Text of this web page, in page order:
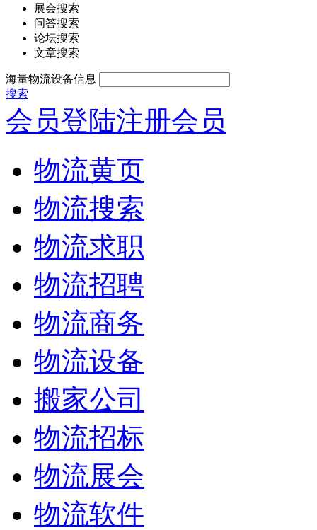
展会搜索
问答搜索
论坛搜索
文章搜索
海量物流设备信息
搜索
会员登陆注册会员
物流黄页
物流搜索
物流求职
物流招聘
物流商务
物流设备
搬家公司
物流招标
物流展会
物流软件